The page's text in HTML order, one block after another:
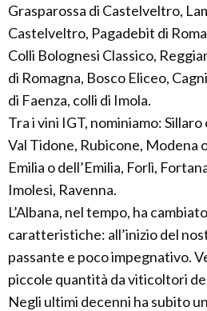
Grasparossa di Castelveltro,
Castelveltro, Pagadebit di
Colli Bolognesi Classico,
di Romagna, Bosco Eliceo,
di Faenza, colli di Imola.
Tra i vini IGT, nominiamo: Sillaro
Val Tidone, Rubicone, Modena
Emilia o dell’Emilia, Forlì,
Imolesi, Ravenna.
L’Albana, nel tempo, ha
caratteristiche: all’inizio del
passante e poco impegnativo.
piccole quantità da viticoltori
Negli ultimi decenni ha subito